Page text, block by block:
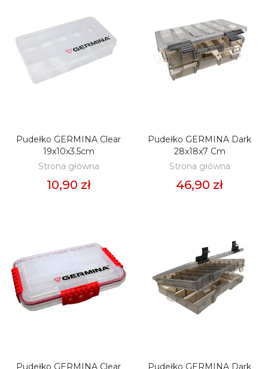
DODAJ DO KOSZYKA
Pudełko GERMINA Clear
19x10x3.5cm
Strona główna
10,90 zł
DODAJ DO KOSZYKA
Pudełko GERMINA Dark
28x18x7 Cm
Strona główna
46,90 zł
DODAJ DO KOSZYKA
Pudełko GERMINA Clear DODAJ DO KOSZYKA
Pudełko GERMINA Dark